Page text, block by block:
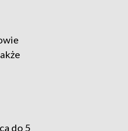
do 5